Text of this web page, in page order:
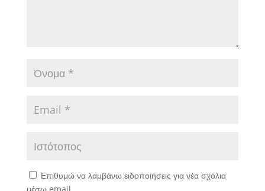
Επιθυμώ να λαμβάνω ειδοποιήσεις για νέα σχόλια